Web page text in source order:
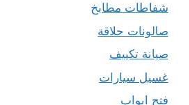
شفاطات مطابخ
صالونات حلاقة
صيانة تكييف
غسيل سيارات
فتح ابواب